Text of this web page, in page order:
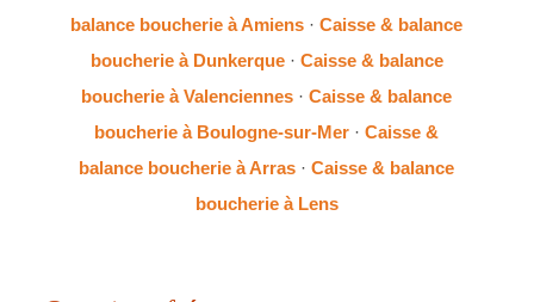
balance boucherie à Amiens ·Caisse & balance
boucherie à Dunkerque· Caisse & balance
boucherie à Valenciennes ·Caisse & balance
boucherie à Boulogne-sur-Mer ·Caisse &
balance boucherie à Arras ·Caisse & balance
boucherie à Lens